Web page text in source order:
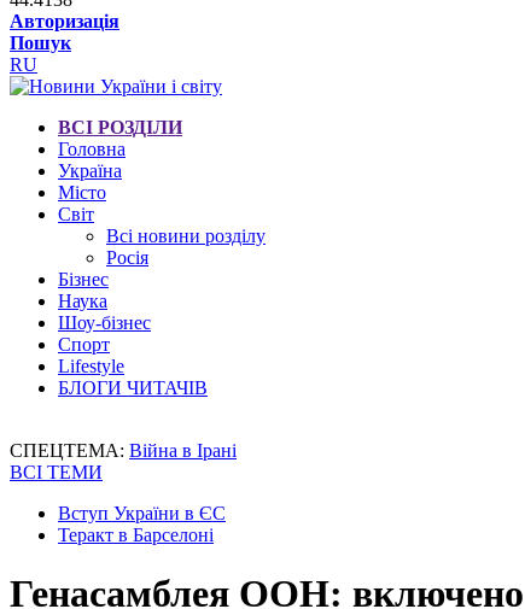
Авторизація
Пошук
RU
ВСІ РОЗДІЛИ
Головна
Україна
Місто
Світ
Всі новини розділу
Росія
Бізнес
Наука
Шоу-бізнес
Спорт
Lifestyle
БЛОГИ ЧИТАЧІВ
СПЕЦТЕМА: Війна в Ірані
ВСІ ТЕМИ
Вступ України в ЄС
Теракт в Барселоні
Генасамблея ООН: